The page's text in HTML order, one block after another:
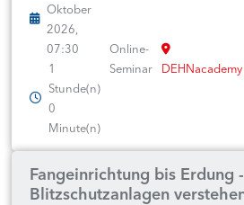
Oktober
2026,
07:30
1
Stunde(n)
0
Minute(n)
Online-
Seminar
DEHNacademy
Fangeinrichtung bis Erdung -
Blitzschutzanlagen